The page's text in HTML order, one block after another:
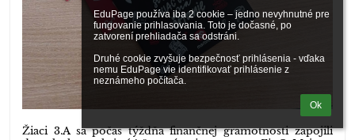
EduPage používa iba 2 cookie – jedno nevyhnutné pre
fungovanie prihlasovania. Toto je dočasné, po
zatvorení prehliadača sa odstráni.
Druhé cookie zvyšuje bezpečnosť prihlásenia - vďaka
nemu EduPage vie identifikovať prihlásenie z
neznámeho počítača.
Ok
Žiaci 3.A sa počas týždňa finančnej gramotnosti zapojili